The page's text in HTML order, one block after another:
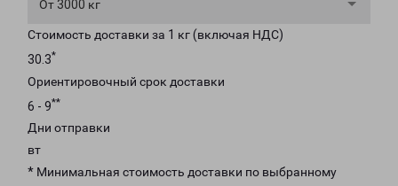
От 3000 кг
Стоимость доставки за 1 кг (включая НДС)
30.3*
Ориентировочный срок доставки
6 - 9**
Дни отправки
вт
* Минимальная стоимость доставки по выбранному